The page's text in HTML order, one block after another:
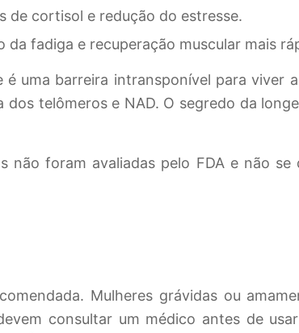
de cortisol e redução do estresse.
fadiga e recuperação muscular mais
uma barreira intransponível para viver
telômeros e NAD. O segredo da
não foram avaliadas pelo FDA e não
Mulheres grávidas ou
consultar um médico antes de